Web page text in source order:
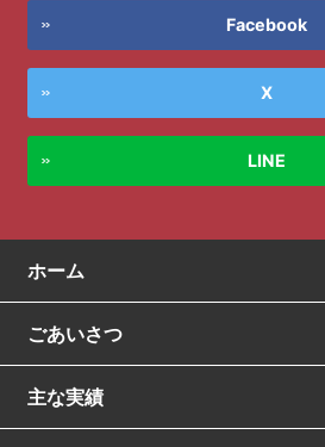
Facebook
X
LINE
ホーム
ごあいさつ
主な実績